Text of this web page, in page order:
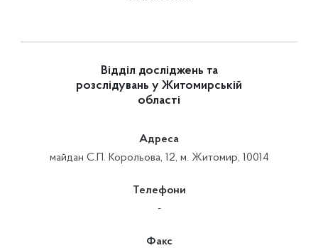
Відділ досліджень та
розслідувань у Житомирській
області
Адреса
майдан С.П. Корольова, 12, м. Житомир, 10014
Телефони
-
Факс